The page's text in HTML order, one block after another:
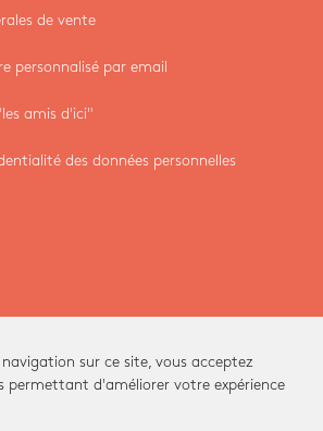
de vente
personnalisé par email
amis d'ici"
des données personnelles
sur ce site, vous acceptez
permettant d'améliorer votre expérience